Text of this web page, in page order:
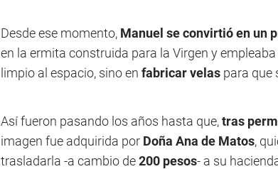
Desde ese momento, Manuel se convirtió en un
en la ermita construida para la Virgen y
limpio al espacio, sino en fabricar velas para que
Así fueron pasando los años hasta que,tras
imagen fue adquirida por Doña Ana de Matos,
trasladarla -a cambio de200 pesos- a su